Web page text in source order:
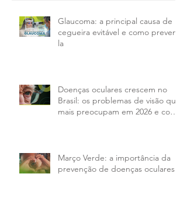
Glaucoma: a principal causa de
cegueira evitável e como preveni-
la
Doenças oculares crescem no
Brasil: os problemas de visão que
mais preocupam em 2026 e como
Março Verde: a importância da
prevenção de doenças oculares